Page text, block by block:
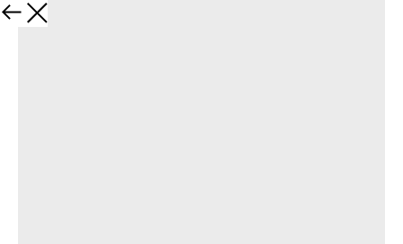
Назад